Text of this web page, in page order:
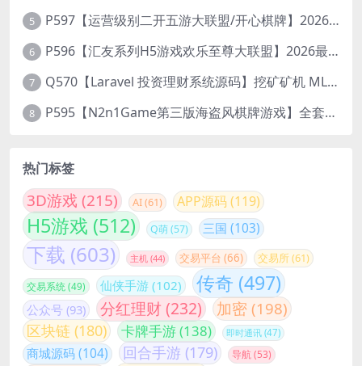
5 P597【运营级别二开五游大联盟/开心棋牌】2026最新整理完整服务器组件+双端APP+完美AI机器人+超详细视频教程
6 P596【汇友系列H5游戏欢乐至尊大联盟】2026最新整理Linux系统最新组件+搭建教程
7 Q570【Laravel 投资理财系统源码】挖矿矿机 MLM分销 带后台
8 P595【N2n1Game第三版海盗风棋牌游戏】全套完整源码v8.0.0.1含android、ios、pc源码+布署文档+视频教程
热门标签
3D游戏 (215) AI(61) APP源码(119)
H5游戏 (512) Q萌(57) 三国 (103)
下载 (603) 主机 (44) 交易平台 (66) 交易所(61)
交易系统 (49) 仙侠手游 (102) 传奇 (497)
公众号 (93) 分红理财 (232) 加密 (198)
区块链 (180) 卡牌手游(138) 即时通讯 (47)
商城源码(104) 回合手游 (179) 导航(53)